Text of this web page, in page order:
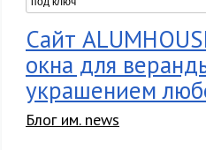
Сайт
окна для
украшением
Блог им. news